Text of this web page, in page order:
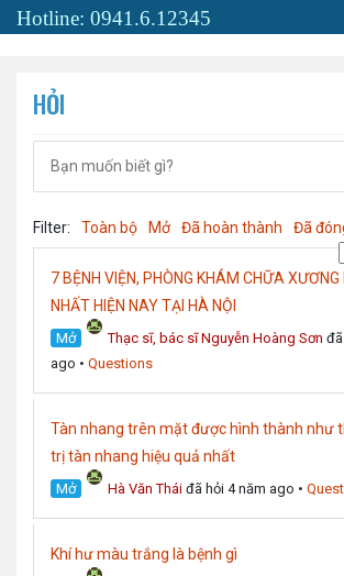
Hotline: 0941.6.12345
HỎI
Filter: Toàn bộ Mở Đã hoàn thành Đã
7 BỆNH VIỆN, PHÒNG KHÁM CHỮA
NHẤT HIỆN NAY TẠI HÀ NỘI
Mở Thạc sĩ, bác sĩ Nguyễn Hoàng Sơn
ago • Questions
Tàn nhang trên mặt được hình thành như
trị tàn nhang hiệu quả nhất
Mở Hà Văn Thái đã hỏi 4 năm ago •
Khí hư màu trắng là bệnh gì